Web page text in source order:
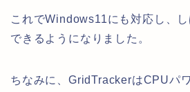
これでWindows11にも対応し、
できるようになりました。
ちなみに、GridTrackerはCPUパ